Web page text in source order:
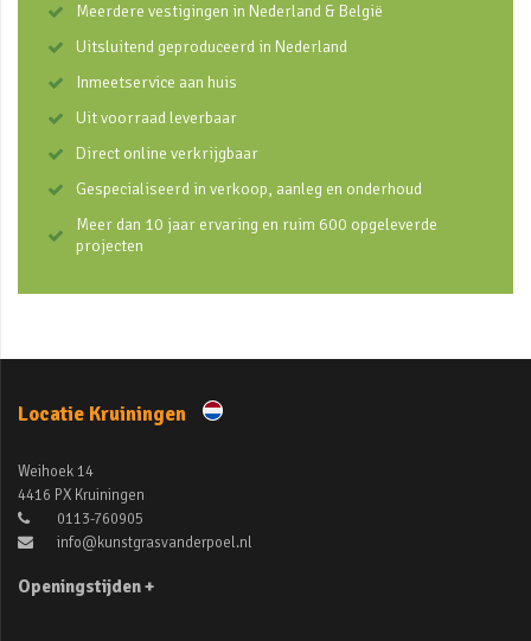
Meerdere vestigingen in Nederland & België
Uitsluitend geproduceerd in Nederland
Inmeetservice aan huis
Uit voorraad leverbaar
Direct online verkrijgbaar
Gespecialiseerd in verkoop, aanleg en onderhoud
Meer dan 10 jaar ervaring en ruim 600 opgeleverde
projecten
Locatie Kruiningen
Weihoek 14
4416 PX Kruiningen
0113-760905
info@kunstgrasvanderpoel.nl
Openingstijden +